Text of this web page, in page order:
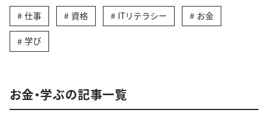
仕事 資格 ITリテラシー お金
学び
お金・学ぶの記事一覧